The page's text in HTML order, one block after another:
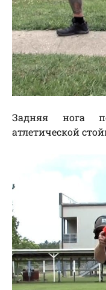
Задняя нога
атлетической